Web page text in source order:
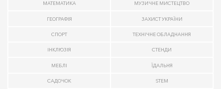
МАТЕМАТИКА МУЗИЧНЕ МИСТЕЦТВО
ГЕОГРАФІЯ ЗАХИСТ УКРАЇНИ
СПОРТ ТЕХНІЧНЕ ОБЛАДНАННЯ
ІНКЛЮЗІЯ СТЕНДИ
МЕБЛІ ЇДАЛЬНЯ
САДОЧОК STEM